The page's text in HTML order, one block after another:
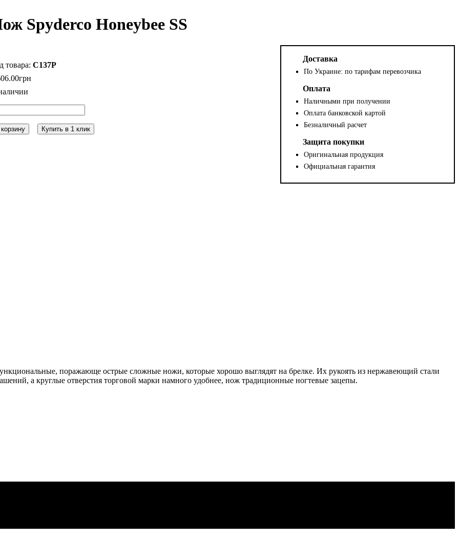
Spyderco Honeybee SS
C137P
.00грн
Купить в 1 клик
Доставка
По Украине: по тарифам перевозчика
Оплата
Наличными при получении
Оплата банковской картой
Безналичный расчет
Защита покупки
Оригинальная продукция
Официальная гарантия
поражающе острые сложные ножи, которые хорошо выглядят на брелке. Их рукоять из нержавеющий стали
а круглые отверстия торговой марки намного удобнее, нож традиционные ногтевые зацепы.